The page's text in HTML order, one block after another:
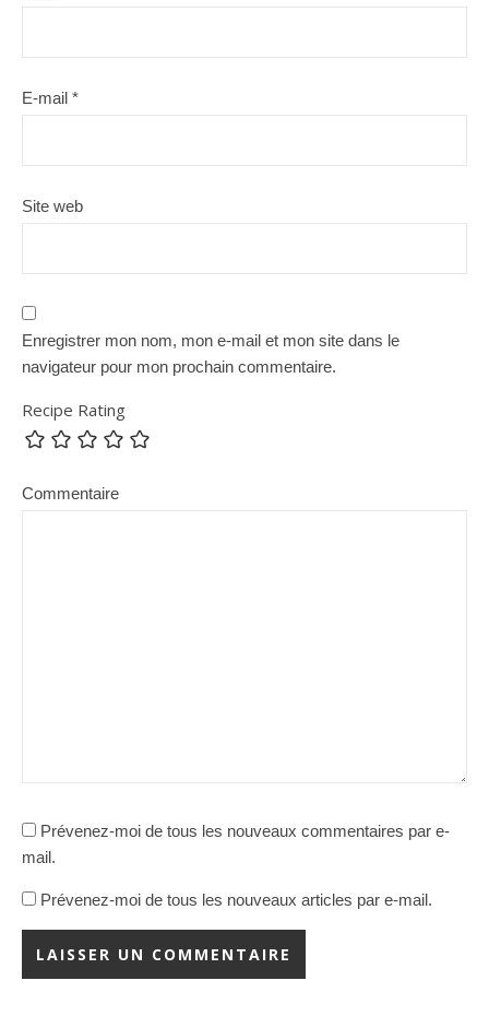
E-mail *
Site web
Enregistrer mon nom, mon e-mail et mon site dans le
navigateur pour mon prochain commentaire.
Recipe Rating
Commentaire
Prévenez-moi de tous les nouveaux commentaires par e-
mail.
Prévenez-moi de tous les nouveaux articles par e-mail.